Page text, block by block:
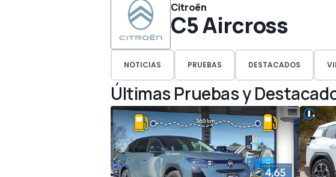
Citroën
C5 Aircross
NOTICIAS PRUEBAS DESTACADOS
Últimas Pruebas y